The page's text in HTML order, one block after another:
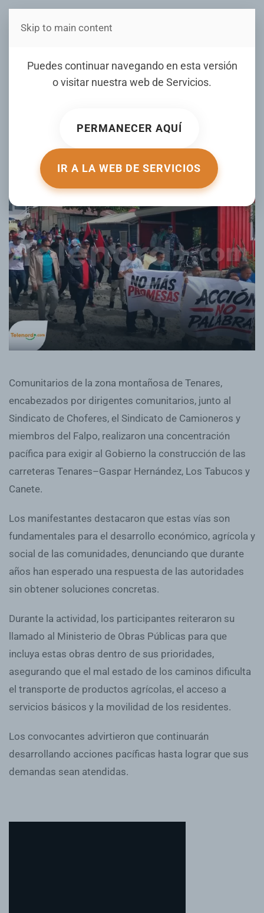
Estás en Telenord Medios
Puedes continuar navegando en esta versión
o visitar nuestra web de Servicios.
PERMANECER AQUÍ
IR A LA WEB DE SERVICIOS
Skip to main content
Comunitarios exigen
construcción de carreteras
Tenares
ESCRITO POR JOHANNY PAULINO EL 10 JUNIO 2026
PUBLICADO EN
LOCALES.
Comunitarios de la zona montañosa de Tenares,
encabezados por dirigentes comunitarios, junto al
Sindicato de Choferes, el Sindicato de Camioneros y
miembros del Falpo, realizaron una concentración
pacífica para exigir al Gobierno la construcción de las
carreteras Tenares–Gaspar Hernández, Los Tabucos y
Canete.
Los manifestantes destacaron que estas vías son
fundamentales para el desarrollo económico, agrícola y
social de las comunidades, denunciando que durante
años han esperado una respuesta de las autoridades
sin obtener soluciones concretas.
Durante la actividad, los participantes reiteraron su
llamado al Ministerio de Obras Públicas para que
incluya estas obras dentro de sus prioridades,
asegurando que el mal estado de los caminos dificulta
el transporte de productos agrícolas, el acceso a
servicios básicos y la movilidad de los residentes.
Los convocantes advirtieron que continuarán
desarrollando acciones pacíficas hasta lograr que sus
demandas sean atendidas.